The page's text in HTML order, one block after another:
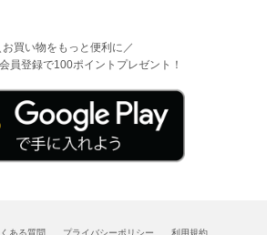
お買い物をもっと便利に／
員登録で100ポイントプレゼント！
くある質問 プライバシーポリシー 利用規約